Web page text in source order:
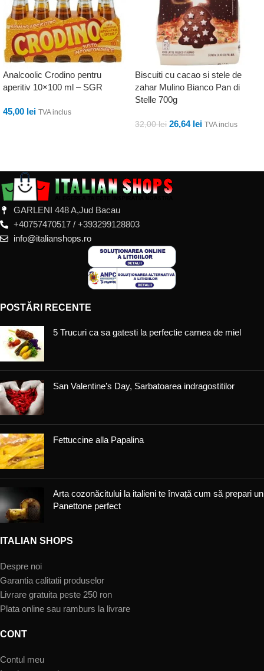
Analcoolic Crodino pentru
aperitiv 10×100 ml – SGR
45,00 lei TVA inclus
Biscuiti cu cacao si stele de
zahar Mulino Bianco Pan di
Stelle 700g
32,00lei 26,64 lei TVA inclus
GARLENI 448 A,Jud Bacau
+40757470517 / +393299128803
info@italianshops.ro
POSTĂRI RECENTE
5 Trucuri ca sa gatesti la perfectie carnea de miel
San Valentine’s Day, Sarbatoarea indragostitilor
Fettuccine alla Papalina
Arta cozonăcitului la italieni te învață cum să prepari un
Panettone perfect
ITALIAN SHOPS
Despre noi
Garantia calitatii produselor
Livrare gratuita peste 250 ron
Plata online sau ramburs la livrare
CONT
Contul meu